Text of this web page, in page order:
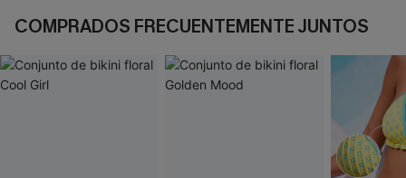
COMPRADOS FRECUENTEMENTE JUNTOS